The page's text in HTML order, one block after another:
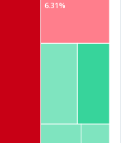
6.31%